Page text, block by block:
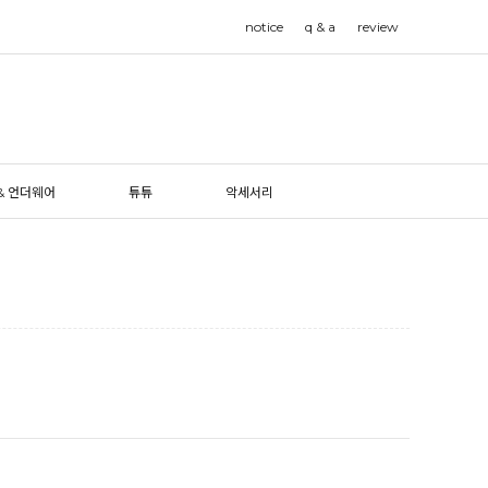
notice q & a review
언더웨어 튜튜 악세서리